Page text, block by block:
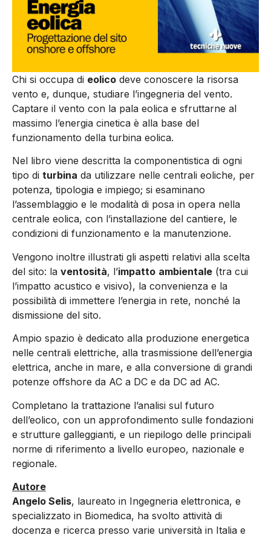
Chi si occupa di eolico deve conoscere la risorsa
vento e, dunque, studiare l’ingegneria del vento.
Captare il vento con la pala eolica e sfruttarne al
massimo l’energia cinetica è alla base del
funzionamento della turbina eolica.
Nel libro viene descritta la componentistica di ogni
tipo di turbina da utilizzare nelle centrali eoliche, per
potenza, tipologia e impiego; si esaminano
l’assemblaggio e le modalità di posa in opera nella
centrale eolica, con l’installazione del cantiere, le
condizioni di funzionamento e la manutenzione.
Vengono inoltre illustrati gli aspetti relativi alla scelta
del sito: la ventosità, l’impatto ambientale (tra cui
l’impatto acustico e visivo), la convenienza e la
possibilità di immettere l’energia in rete, nonché la
dismissione del sito.
Ampio spazio è dedicato alla produzione energetica
nelle centrali elettriche, alla trasmissione dell’energia
elettrica, anche in mare, e alla conversione di grandi
potenze offshore da AC a DC e da DC ad AC.
Completano la trattazione l’analisi sul futuro
dell’eolico, con un approfondimento sulle fondazioni
e strutture galleggianti, e un riepilogo delle principali
norme di riferimento a livello europeo, nazionale e
regionale.
Autore
Angelo Selis, laureato in Ingegneria elettronica, e
specializzato in Biomedica, ha svolto attività di
docenza e ricerca presso varie università in Italia e